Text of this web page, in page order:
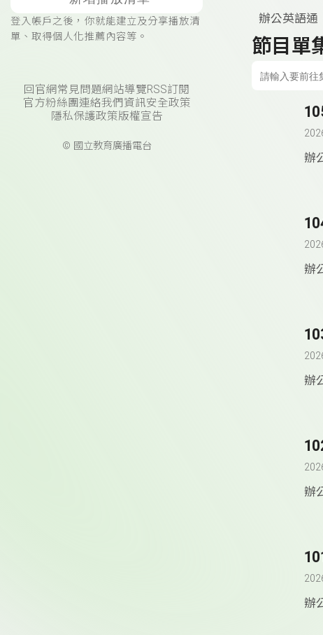
登入帳戶之後，你就能建立及分享播放清
單、取得個人化推薦內容等。
回官網常見問題網站導覽RSS訂閱
官方粉絲團連絡我們 資訊安全政策
隱私保護政策版權宣告
© 國立教育廣播電台
辦公英語通
節目單
辦
辦
辦
辦
辦